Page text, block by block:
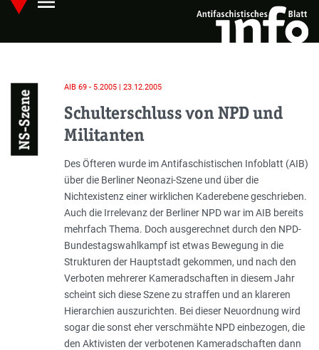
Skip
main
Hauptmenü öffnen
NS-Szene
AIB 69 - 5.2005 | 23.12.2005
Schulterschluss von NPD und
Militanten
Einleitung
Des Öfteren wurde im Antifaschistischen Infoblatt (AIB)
über die Berliner Neonazi-Szene und über die
Nichtexistenz einer wirklichen Kaderebene geschrieben.
Auch die Irrelevanz der Berliner NPD war im AIB bereits
mehrfach Thema. Doch ausgerechnet durch den NPD-
Bundestagswahlkampf ist etwas Bewegung in die
Strukturen der Hauptstadt gekommen, und nach den
Verboten mehrerer Kameradschaften in diesem Jahr
scheint sich diese Szene zu straffen und an klareren
Hierarchien auszurichten. Bei dieser Neuordnung wird
sogar die sonst eher verschmähte NPD einbezogen, die
den Aktivisten der verbotenen Kameradschaften dann